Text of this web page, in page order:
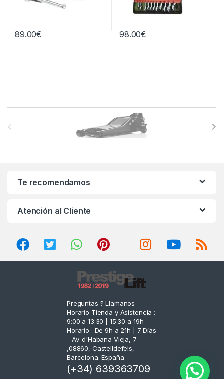
89.00€ 98.00€
Te recomendamos
Atención al Cliente
Preguntas ? Llamanos -
Horario Tienda y Asistencia :
9:00 a 13:30 | 15:30 a 19h
Horario : De 9h a 21h | 7 Días
- Av. d'Habana Vieja, 7
,08860, Castelldefels,
Barcelona. España
(+34) 639363709